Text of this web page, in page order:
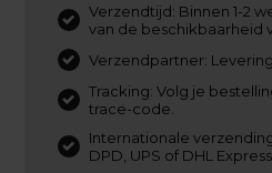
Verzendtijd: Binnen 1-2
van de beschikbaarheid
Verzendpartner:
Tracking: Volg je
trace-code.
Internationale
DPD, UPS of DHL